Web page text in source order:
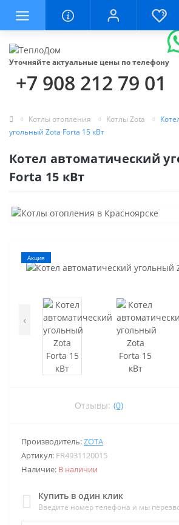
Уточняйте актуальные цены по телефону
+7 908 212 79 01
Котлы отопления Котлы Zota
угольный Zota Forta 15 кВт
Котел автоматический
Forta 15 кВт
Акция
‹
Отзывы: (0)
Производитель:ZOTA
Артикул: FR4931120015
Наличие: В наличии
Купить в один клик
Введите номер телефона и мы